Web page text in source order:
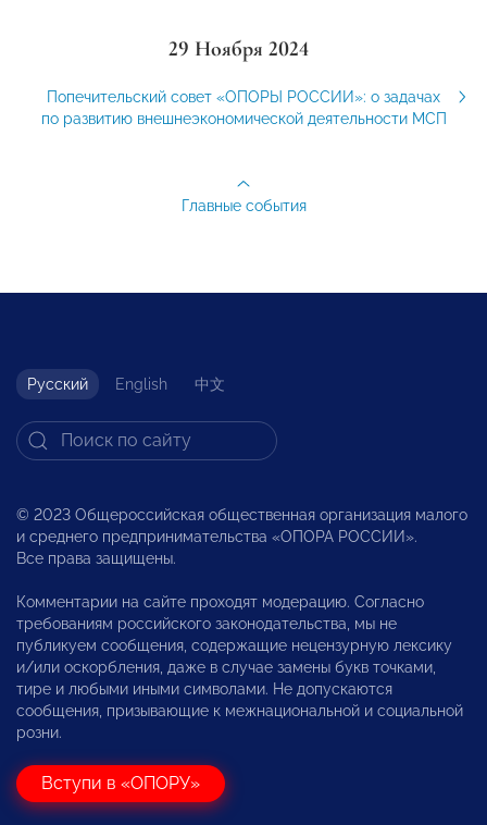
29 Ноября 2024
Попечительский совет «ОПОРЫ РОССИИ»: о задачах
по развитию внешнеэкономической деятельности МСП
Главные события
Русский English 中文
© 2023 Общероссийская общественная организация малого
и среднего предпринимательства «ОПОРА РОССИИ».
Все права защищены.
Комментарии на сайте проходят модерацию. Согласно
требованиям российского законодательства, мы не
публикуем сообщения, содержащие нецензурную лексику
и/или оскорбления, даже в случае замены букв точками,
тире и любыми иными символами. Не допускаются
сообщения, призывающие к межнациональной и социальной
розни.
Вступи в «ОПОРУ»